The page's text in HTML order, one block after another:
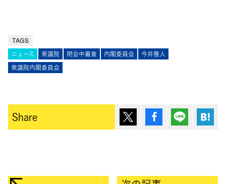
TAGS
ニュース 衆議院 閉会中審査 内閣委員会
今井雅人
衆議院内閣委員会
Share ポスト シェア Lineで送